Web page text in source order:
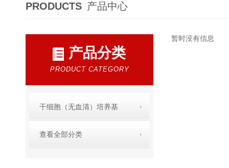
PRODUCTS 产品中心
产品分类
PRODUCT CATEGORY
干细胞（无血清）培养基
查看全部分类
暂时没有信息